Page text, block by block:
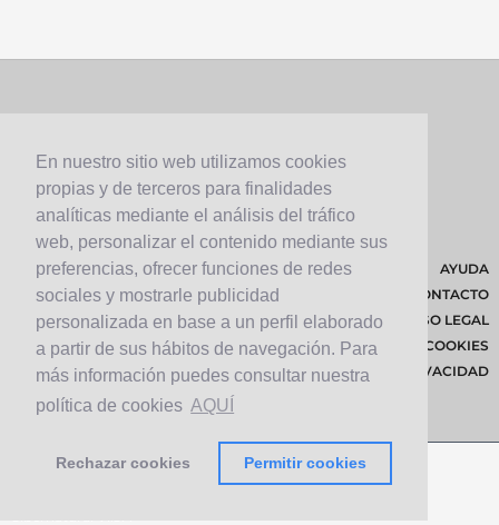
En nuestro sitio web utilizamos cookies
propias y de terceros para finalidades
analíticas mediante el análisis del tráfico
web, personalizar el contenido mediante sus
preferencias, ofrecer funciones de redes
sociales y mostrarle publicidad
personalizada en base a un perfil elaborado
a partir de sus hábitos de navegación. Para
más información puedes consultar nuestra
política de cookies AQUÍ
Rechazar cookies Permitir cookies
AYUDA
CONTACTO
AVISO LEGAL
POLÍTICA DE COOKIES
POLÍTICA DE PRIVACIDAD
Cibernatural v1.3.4